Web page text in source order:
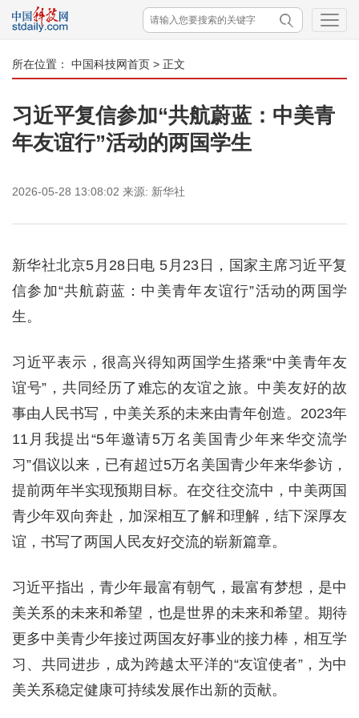
所在位置： 中国科技网首页 > 正文
习近平复信参加“共航蔚蓝：中美青
年友谊行”活动的两国学生
2026-05-28 13:08:02 来源: 新华社
新华社北京5月28日电 5月23日，国家主席习近平复
信参加“共航蔚蓝：中美青年友谊行”活动的两国学
生。
习近平表示，很高兴得知两国学生搭乘“中美青年友
谊号”，共同经历了难忘的友谊之旅。中美友好的故
事由人民书写，中美关系的未来由青年创造。2023年
11月我提出“5年邀请5万名美国青少年来华交流学
习”倡议以来，已有超过5万名美国青少年来华参访，
提前两年半实现预期目标。在交往交流中，中美两国
青少年双向奔赴，加深相互了解和理解，结下深厚友
谊，书写了两国人民友好交流的崭新篇章。
习近平指出，青少年最富有朝气，最富有梦想，是中
美关系的未来和希望，也是世界的未来和希望。期待
更多中美青少年接过两国友好事业的接力棒，相互学
习、共同进步，成为跨越太平洋的“友谊使者”，为中
美关系稳定健康可持续发展作出新的贡献。